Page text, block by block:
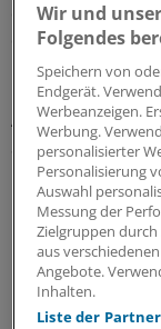
die sogenannte
dabei um die
Plattform, um
Aufgaben zu
Selbsttötung.
Mehrere
motivierten
berichtet. Die
informiert.
Wir und
Folgendes
Speichern von
Endgerät.
Werbeanzeigen.
Werbung.
personalisierter
Personalisierung
Auswahl
Messung der
Zielgruppen
aus
Angebote.
Inhalten.
Liste der